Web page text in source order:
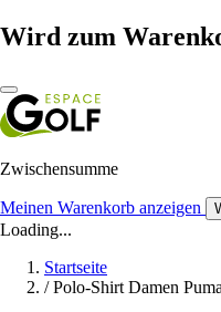
Wird zum
Zwischensumme
Meinen Warenkorb anzeigen
Loading...
Startseite
/ Polo-Shirt Damen